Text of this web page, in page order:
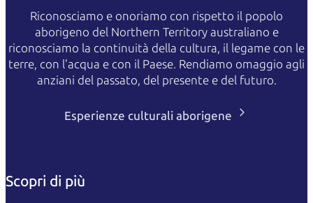
Riconosciamo e onoriamo con rispetto il popolo
aborigeno del Northern Territory australiano e
riconosciamo la continuità della cultura, il legame con le
terre, con l'acqua e con il Paese. Rendiamo omaggio agli
anziani del passato, del presente e del futuro.
Esperienze culturali aborigene
Scopri di più